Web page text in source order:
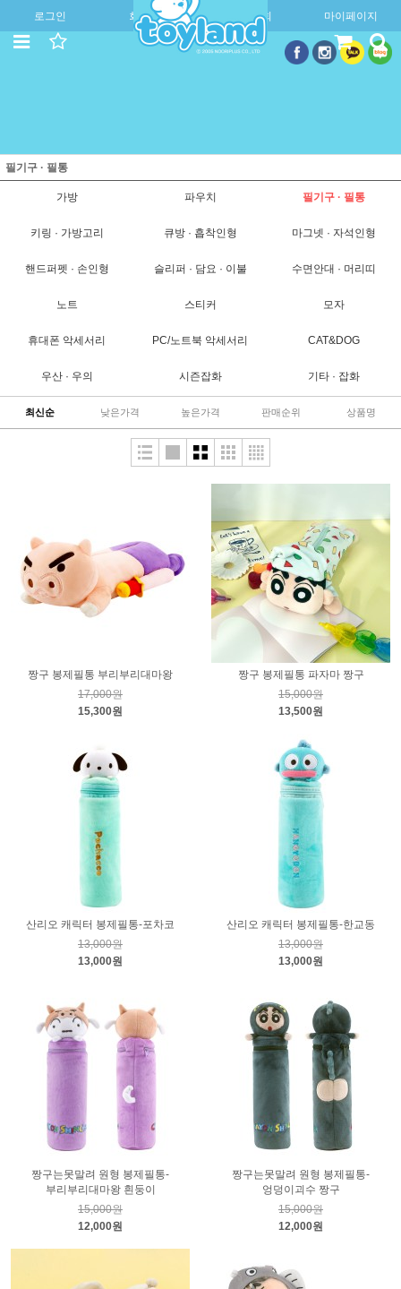
로그인 회원가입 주문조회 마이페이지
필기구 · 필통
가방 파우치 필기구 · 필통
키링 · 가방고리 큐방 · 흡착인형 마그넷 · 자석인형
핸드퍼펫 · 손인형 슬리퍼 · 담요 · 이불 수면안대 · 머리띠
노트 스티커 모자
휴대폰 악세서리 PC/노트북 악세서리 CAT&DOG
우산 · 우의 시즌잡화 기타 · 잡화
최신순 낮은가격 높은가격 판매순위 상품명
짱구 봉제필통 부리부리대마왕
17,000원
15,300원
짱구 봉제필통 파자마 짱구
15,000원
13,500원
산리오 캐릭터 봉제필통-포차코
13,000원
13,000원
산리오 캐릭터 봉제필통-한교동
13,000원
13,000원
짱구는못말려 원형 봉제필통-
부리부리대마왕 흰둥이
15,000원
12,000원
짱구는못말려 원형 봉제필통-
엉덩이괴수 짱구
15,000원
12,000원